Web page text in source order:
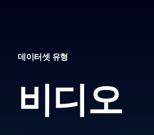
데이터셋 유형
비디오